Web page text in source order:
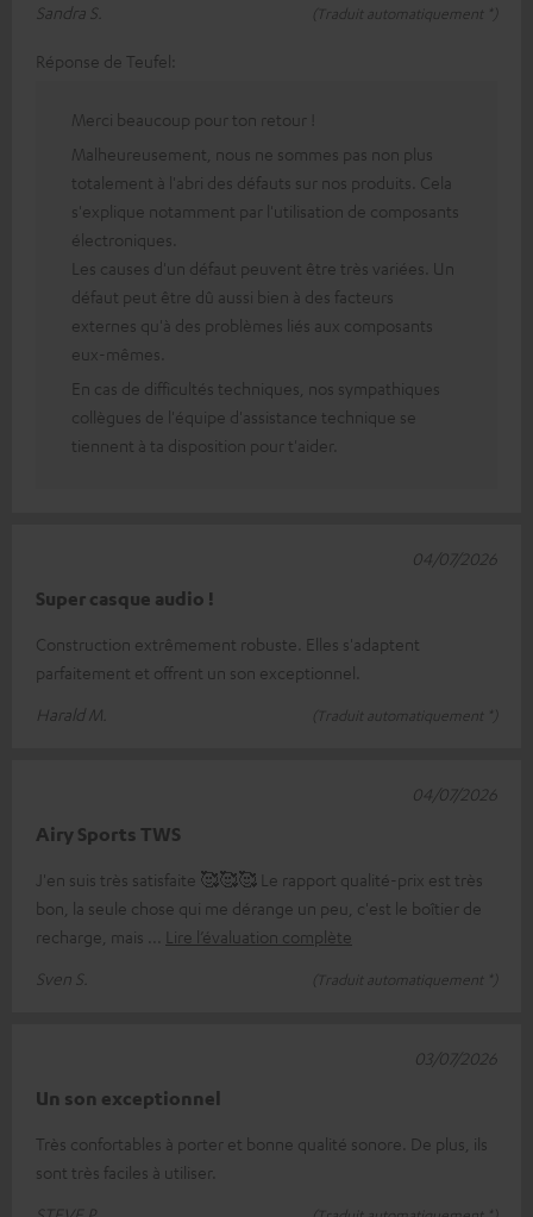
Sandra S.
(Traduit automatiquement *)
Réponse de Teufel:
Merci beaucoup pour ton retour !
Malheureusement, nous ne sommes pas non plus
totalement à l'abri des défauts sur nos produits. Cela
s'explique notamment par l'utilisation de composants
électroniques.
Les causes d'un défaut peuvent être très variées. Un
défaut peut être dû aussi bien à des facteurs
externes qu'à des problèmes liés aux composants
eux-mêmes.
En cas de difficultés techniques, nos sympathiques
collègues de l'équipe d'assistance technique se
tiennent à ta disposition pour t'aider.
Super casque audio !
Construction extrêmement robuste. Elles s'adaptent
parfaitement et offrent un son exceptionnel.
Harald M.
(Traduit automatiquement *)
04/07/2026
Airy Sports TWS
J'en suis très satisfaite 🥰🥰🥰 Le rapport qualité-prix est très
bon, la seule chose qui me dérange un peu, c'est le boîtier de
recharge, mais
Lire l’évaluation complète
Sven S.
(Traduit automatiquement *)
04/07/2026
Un son exceptionnel
Très confortables à porter et bonne qualité sonore. De plus, ils
sont très faciles à utiliser.
03/07/2026